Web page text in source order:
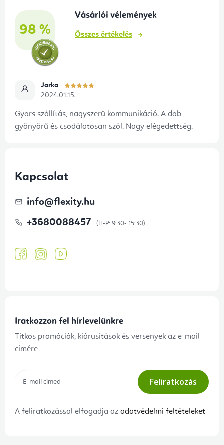
98 %
Vásárlói vélemények
Összes értékelés
Jarka
2024.01.15.
Gyors szállítás, nagyszerű kommunikáció. A dob
gyönyörű és csodálatosan szól. Nagy elégedettség.
Kapcsolat
info@flexity.hu
+3680088457
Iratkozzon fel hírlevelünkre
Titkos promóciók, kiárusítások és versenyek az e-mail
címére
Feliratkozás
A feliratkozással elfogadja az adatvédelmi feltételeket